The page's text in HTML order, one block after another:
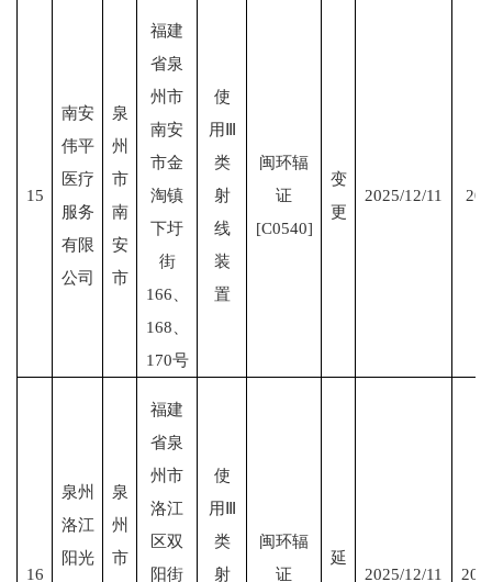
15
南安
伟平
医疗
服务
有限
公司
泉
州
市
南
安
市
福建
省泉
州市
南安
市金
淘镇
下圩
街
166、
168、
170号
使
用Ⅲ
类
射
线
装
置
闽环辐
证
[C0540]
变
更
2025/12/11
16
泉州
洛江
阳光
泉
州
市
福建
省泉
州市
洛江
区双
阳街
使
用Ⅲ
类
射
闽环辐
证
延
2025/12/11